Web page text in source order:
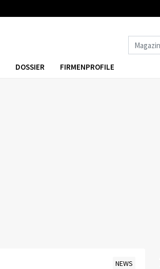
DOSSIER FIRMENPROFILE
NEWS